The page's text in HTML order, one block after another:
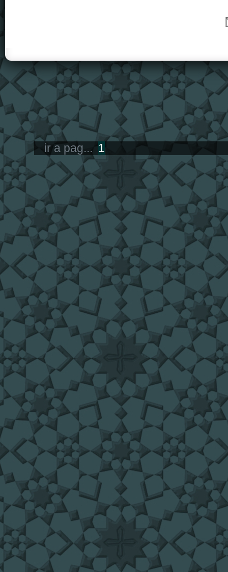
ir a pag... 1